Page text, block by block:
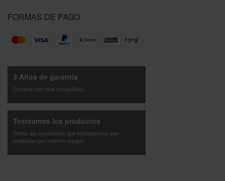
FORMAS DE PAGO
3 Años de garantía
Compra con total tranquilidad.
Testeamos los productos
Todas las novedades que introducimos son
probadas por nuestro equipo.